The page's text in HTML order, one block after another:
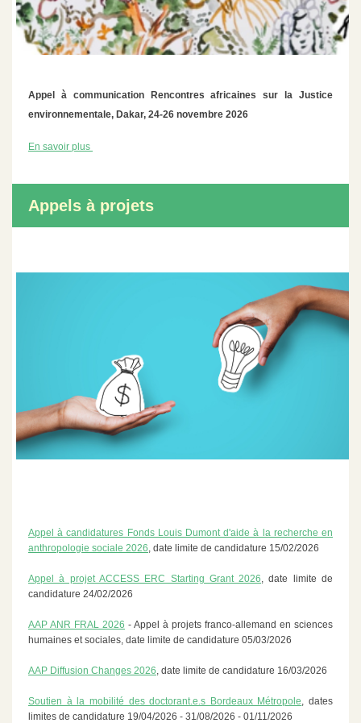
Appel à communication Rencontres africaines sur la Justice
environnementale, Dakar, 24-26 novembre 2026
En savoir plus
Appels à projets
Appel à candidatures Fonds Louis Dumont d'aide à la recherche en
anthropologie sociale 2026, date limite de candidature 15/02/2026
Appel à projet ACCESS ERC Starting Grant 2026, date limite de
candidature 24/02/2026
AAP ANR FRAL 2026 - Appel à projets franco-allemand en sciences
humaines et sociales, date limite de candidature 05/03/2026
AAP Diffusion Changes 2026, date limite de candidature 16/03/2026
Soutien à la mobilité des doctorant.e.s Bordeaux Métropole, dates
limites de candidature 19/04/2026 - 31/08/2026 - 01/11/2026